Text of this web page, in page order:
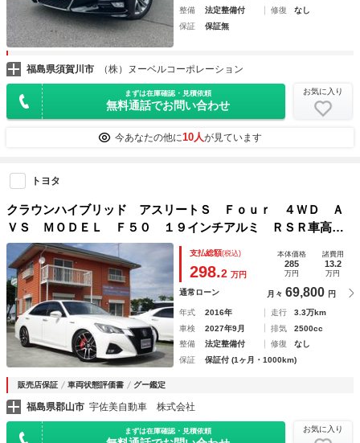
整備
法定整備付 修復
なし
保証
保証無
福島県須賀川市 （株）ヌーベルコーポレーション
まずは在庫確認・見積依頼
無料通話でお問い合わせ
お気に入り
今あなたの他に10人が見ています
トヨタ
クラウンハイブリッド アスリートＳ Ｆｏｕｒ ４ＷＤ Ａ
ＶＳ ＭＯＤＥＬ Ｆ５０ １９インチアルミ ＲＳＲ車高
調 Ｍ’ｚ ＳＰＥＥＤ４本出しマフラー レーダークルコン
パワーシート 純正ナビＴＶ バックカメラ 純正エンジンス
ターター付き
支払総額(税込)
298.2 万円
本体価格
285
万円
諸費用
13.2
万円
通常ローン 月々 69,800 円
年式 2016年 走行
3.3万km
車検
2027年9月 排気
2500cc
整備
法定整備付 修復
なし
保証
保証付 (1ヶ月・1000km)
販売店保証 車両状態評価書 グー鑑定
福島県郡山市 宇佐美自動車 株式会社
まずは在庫確認・見積依頼 お気に入り